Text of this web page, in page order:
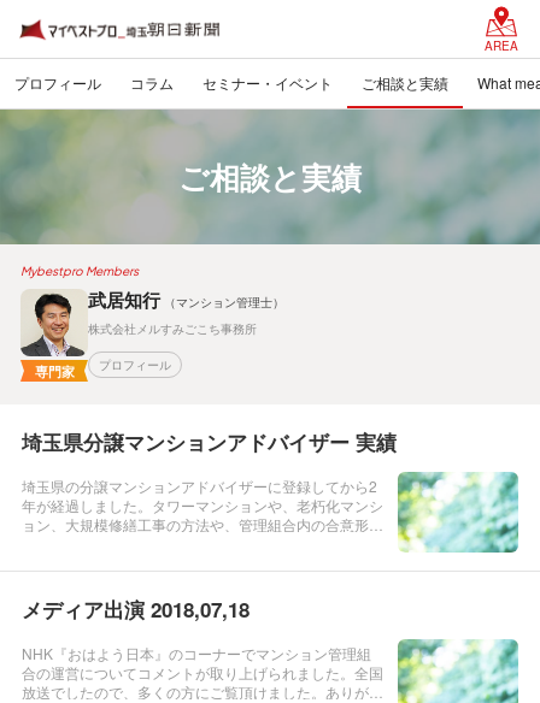
AREA
プロフィール コラム セミナー・イベント ご相談と実績 What
ご相談と実績
Mybestpro Members
専門家
武居知行
（マンション管理士）
株式会社メルすみごこち事務所
プロフィール
埼玉県分譲マンションアドバイザー 実績
埼玉県の分譲マンションアドバイザーに登録してから2
年が経過しました。タワーマンションや、老朽化マンシ
ョン、大規模修繕工事の方法や、管理組合内の合意形成
メディア出演 2018,07,18
NHK『おはよう日本』のコーナーでマンション管理組
合の運営についてコメントが取り上げられました。全国
放送でしたので、多くの方にご覧頂けました。ありがと